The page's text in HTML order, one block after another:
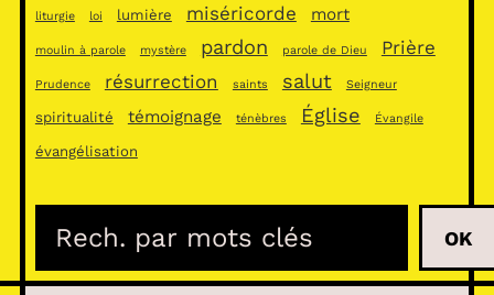
liturgie loi lumière miséricorde mort
moulin à parole mystère pardon parole de Dieu Prière
Prudence résurrection saints salut Seigneur
spiritualité témoignage ténèbres Église Évangile
évangélisation
c
OK